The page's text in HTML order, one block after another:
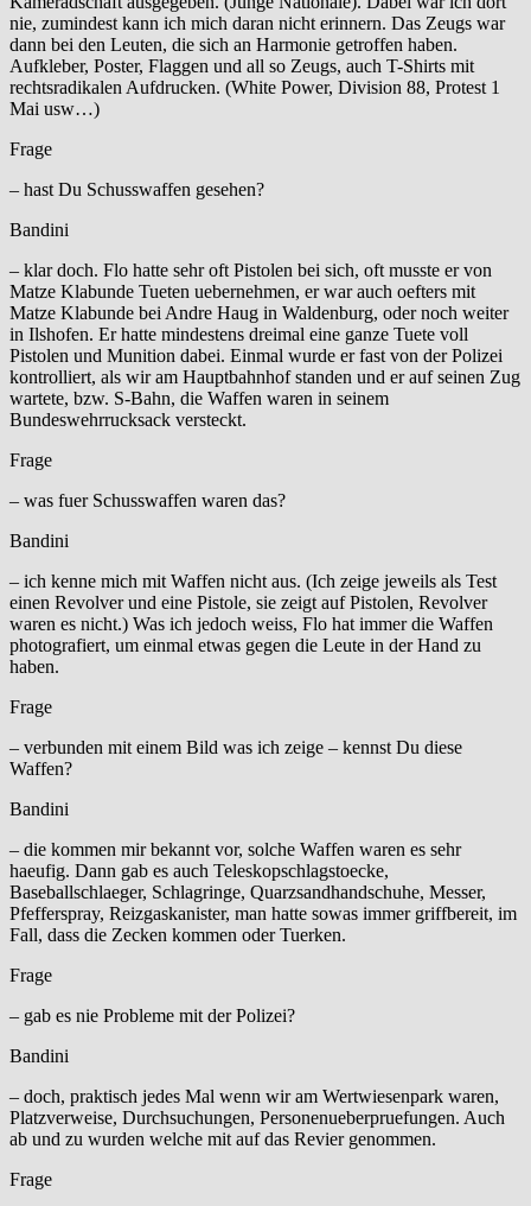
nie, zumindest kann ich mich daran nicht erinnern. Das Zeugs war
dann bei den Leuten, die sich an Harmonie getroffen haben.
Aufkleber, Poster, Flaggen und all so Zeugs, auch T-Shirts mit
rechtsradikalen Aufdrucken. (White Power, Division 88, Protest 1
Mai usw…)
Frage
– hast Du Schusswaffen gesehen?
Bandini
– klar doch. Flo hatte sehr oft Pistolen bei sich, oft musste er von
Matze Klabunde Tueten uebernehmen, er war auch oefters mit
Matze Klabunde bei Andre Haug in Waldenburg, oder noch weiter
in Ilshofen. Er hatte mindestens dreimal eine ganze Tuete voll
Pistolen und Munition dabei. Einmal wurde er fast von der Polizei
kontrolliert, als wir am Hauptbahnhof standen und er auf seinen Zug
wartete, bzw. S-Bahn, die Waffen waren in seinem
Bundeswehrrucksack versteckt.
Frage
– was fuer Schusswaffen waren das?
Bandini
– ich kenne mich mit Waffen nicht aus. (Ich zeige jeweils als Test
einen Revolver und eine Pistole, sie zeigt auf Pistolen, Revolver
waren es nicht.) Was ich jedoch weiss, Flo hat immer die Waffen
photografiert, um einmal etwas gegen die Leute in der Hand zu
haben.
Frage
– verbunden mit einem Bild was ich zeige – kennst Du diese
Waffen?
Bandini
– die kommen mir bekannt vor, solche Waffen waren es sehr
haeufig. Dann gab es auch Teleskopschlagstoecke,
Baseballschlaeger, Schlagringe, Quarzsandhandschuhe, Messer,
Pfefferspray, Reizgaskanister, man hatte sowas immer griffbereit, im
Fall, dass die Zecken kommen oder Tuerken.
Frage
– gab es nie Probleme mit der Polizei?
Bandini
– doch, praktisch jedes Mal wenn wir am Wertwiesenpark waren,
Platzverweise, Durchsuchungen, Personenueberpruefungen. Auch
ab und zu wurden welche mit auf das Revier genommen.
Frage